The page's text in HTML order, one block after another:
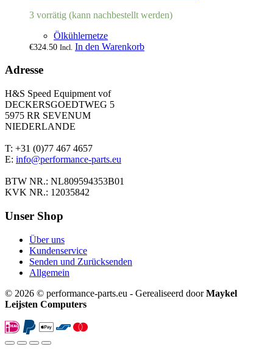
3 vorrätig (kann nachbestellt werden)
Ölkühlernetze
€324.50 Incl. In den Warenkorb
Adresse
H&S Speed Equipment vof
DECKERSGOEDTWEG 5
5975 RR SEVENUM
NIEDERLANDE
T: +31 (0)77 467 4657
E: info@performance-parts.eu
BTW NR.: NL809594353B01
KVK NR.: 12035842
Unser Shop
Über uns
Kundenservice
Senden und Zurücksenden
Allgemein
© 2026 © performance-parts.eu - Gerealiseerd doorMaykel
Leijsten Computers